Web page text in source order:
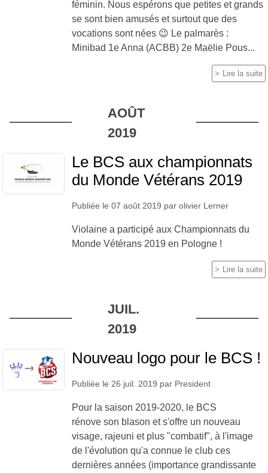
féminin. Nous espérons que petites et grands
se sont bien amusés et surtout que des
vocations sont nées 😉 Le palmarès :
Minibad 1e Anna (ACBB) 2e Maëlie Pous...
Lire la suite
AOÛT
2019
Le BCS aux championnats
du Monde Vétérans 2019
Publiée le 07 août 2019 par olivier Lerner
Violaine a participé aux Championnats du
Monde Vétérans 2019 en Pologne !
Lire la suite
JUIL.
2019
Nouveau logo pour le BCS !
Publiée le 26 juil. 2019 par President
Pour la saison 2019-2020, le BCS
rénove son blason et s'offre un nouveau
visage, rajeuni et plus "combatif", à l'image
de l'évolution qu'a connue le club ces
dernières années (importance grandissante